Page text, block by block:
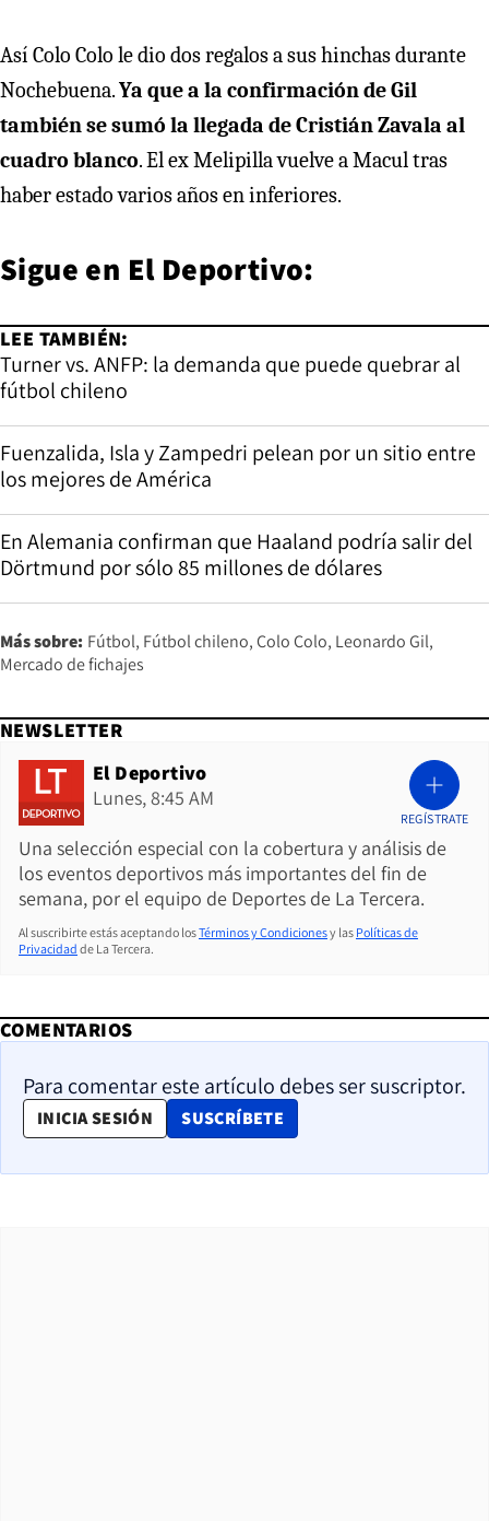
Así Colo Colo le dio dos regalos a sus hinchas durante
Nochebuena.Ya que a la confirmación de Gil
también se sumó la llegada de Cristián Zavala al
cuadro blanco. El ex Melipilla vuelve a Macul tras
haber estado varios años en inferiores.
Sigue en El Deportivo:
LEE TAMBIÉN:
Turner vs. ANFP: la demanda que puede quebrar al
fútbol chileno
Fuenzalida, Isla y Zampedri pelean por un sitio entre
los mejores de América
En Alemania confirman que Haaland podría salir del
Dörtmund por sólo 85 millones de dólares
Más sobre: Fútbol Fútbol chileno Colo Colo Leonardo Gil
Mercado de fichajes
NEWSLETTER
El Deportivo
Lunes, 8:45 AM
Una selección especial con la cobertura y análisis de
los eventos deportivos más importantes del fin de
semana, por el equipo de Deportes de La Tercera.
REGÍSTRATE
Al suscribirte estás aceptando losTérminos y Condicionesy las Políticas de
Privacidad de La Tercera.
COMENTARIOS
Para comentar este artículo debes ser suscriptor.
INICIA SESIÓN SUSCRÍBETE
OPENS IN NEW WINDOW